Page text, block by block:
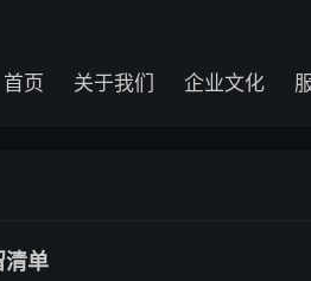
首页 关于我们 企业文化
清单